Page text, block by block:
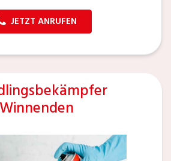
JETZT ANRUFEN
Winnenden